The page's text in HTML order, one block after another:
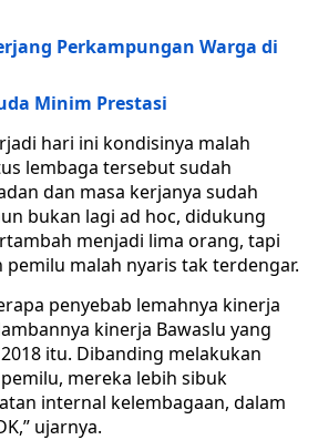
Perkampungan Warga di
Minim Prestasi
hari ini kondisinya malah
lembaga tersebut sudah
dan masa kerjanya sudah
bukan lagi ad hoc, didukung
menjadi lima orang, tapi
malah nyaris tak terdengar.
penyebab lemahnya kinerja
kinerja Bawaslu yang
itu. Dibanding melakukan
mereka lebih sibuk
internal kelembagaan, dalam
ujarnya.